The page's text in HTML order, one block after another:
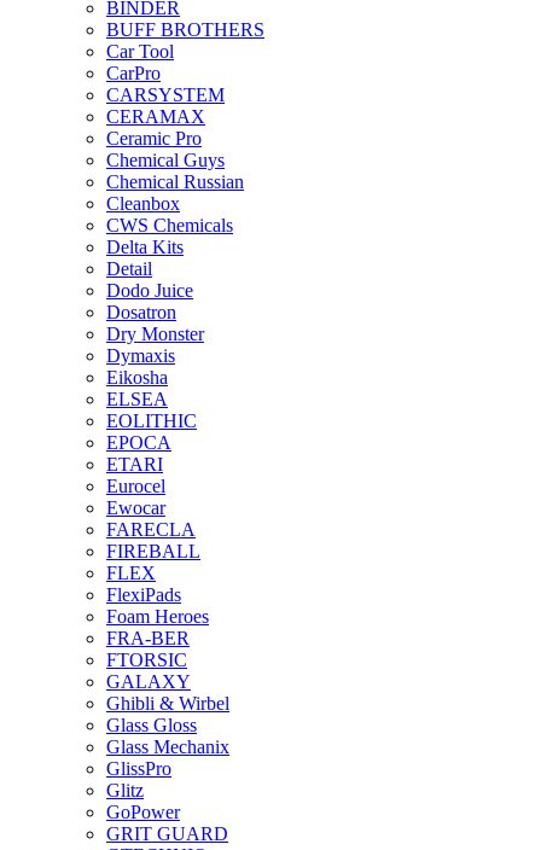
BINDER
BUFF BROTHERS
Car Tool
CarPro
CARSYSTEM
CERAMAX
Ceramic Pro
Chemical Guys
Chemical Russian
Cleanbox
CWS Chemicals
Delta Kits
Detail
Dodo Juice
Dosatron
Dry Monster
Dymaxis
Eikosha
ELSEA
EOLITHIC
EPOCA
ETARI
Eurocel
Ewocar
FARECLA
FIREBALL
FLEX
FlexiPads
Foam Heroes
FRA-BER
FTORSIC
GALAXY
Ghibli & Wirbel
Glass Gloss
Glass Mechanix
GlissPro
Glitz
GoPower
GRIT GUARD